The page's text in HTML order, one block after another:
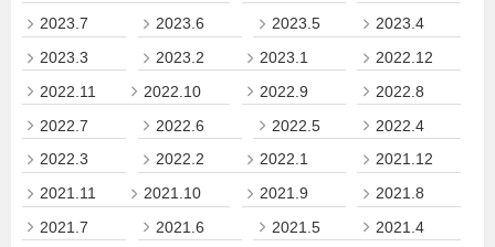
2023.7
2023.6 2023.5
2023.4
2023.3
2023.2 2023.1
2022.12
2022.11
2022.10 2022.9
2022.8
2022.7
2022.6 2022.5
2022.4
2022.3
2022.2 2022.1
2021.12
2021.11
2021.10 2021.9
2021.8
2021.7
2021.6 2021.5
2021.4